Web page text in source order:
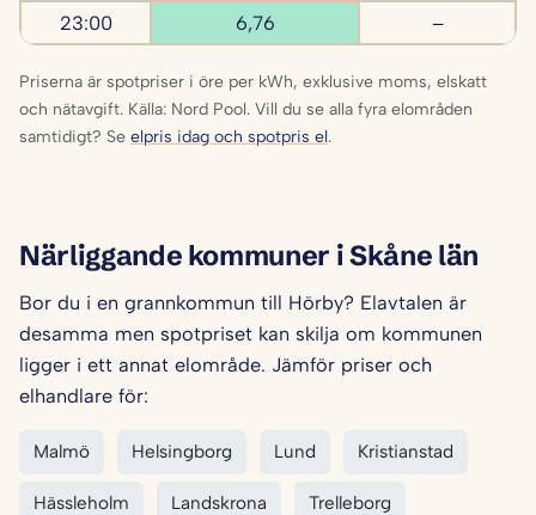
23:00
6,76 –
Priserna är spotpriser i öre per kWh, exklusive moms, elskatt
och nätavgift. Källa: Nord Pool. Vill du se alla fyra elområden
samtidigt? Se elpris idag och spotpris el.
Närliggande kommuner i Skåne län
Bor du i en grannkommun till Hörby? Elavtalen är
desamma men spotpriset kan skilja om kommunen
ligger i ett annat elområde. Jämför priser och
elhandlare för:
Malmö Helsingborg Lund Kristianstad
Hässleholm Landskrona Trelleborg